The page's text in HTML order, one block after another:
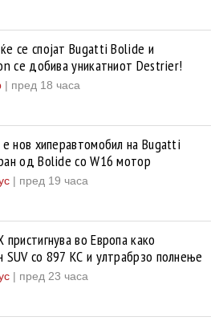
се спојат Bugatti Bolide и
се добива уникатниот Destrier!
| пред 18 часа
нов хиперавтомобил на Bugatti
од Bolide со W16 мотор
| пред 19 часа
пристигнува во Европа како
SUV со 897 КС и ултрабрзо полнење
| пред 23 часа